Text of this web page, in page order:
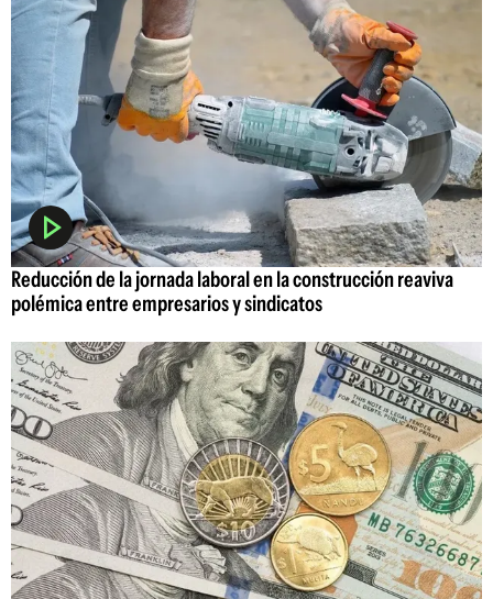
Reducción de la jornada laboral en la construcción reaviva
polémica entre empresarios y sindicatos